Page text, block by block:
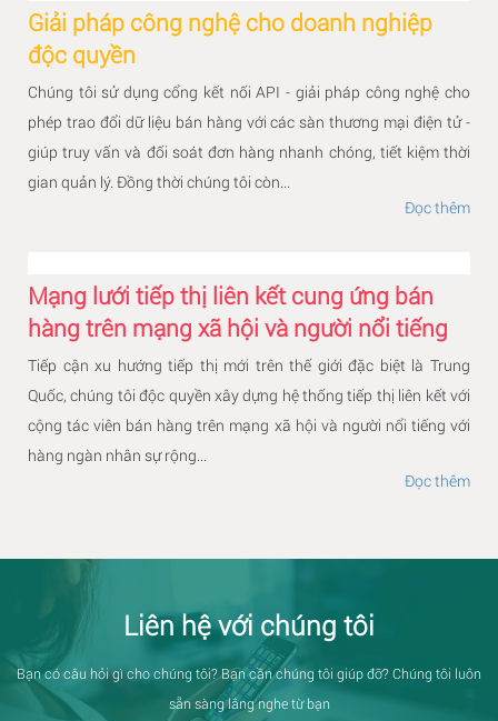
Giải pháp công nghệ cho doanh nghiệp
độc quyền
Chúng tôi sử dụng cổng kết nối API - giải pháp công nghệ cho
phép trao đổi dữ liệu bán hàng với các sàn thương mại điện tử -
giúp truy vấn và đối soát đơn hàng nhanh chóng, tiết kiệm thời
gian quản lý. Đồng thời chúng tôi còn...
Đọc thêm
Mạng lưới tiếp thị liên kết cung ứng bán
hàng trên mạng xã hội và người nổi tiếng
Tiếp cận xu hướng tiếp thị mới trên thế giới đặc biệt là Trung
Quốc, chúng tôi độc quyền xây dựng hệ thống tiếp thị liên kết với
cộng tác viên bán hàng trên mạng xã hội và người nổi tiếng với
hàng ngàn nhân sự rộng...
Đọc thêm
Liên hệ với chúng tôi
Bạn có câu hỏi gì cho chúng tôi? Bạn cần chúng tôi giúp đỡ? Chúng tôi luôn
sẵn sàng lắng nghe từ bạn